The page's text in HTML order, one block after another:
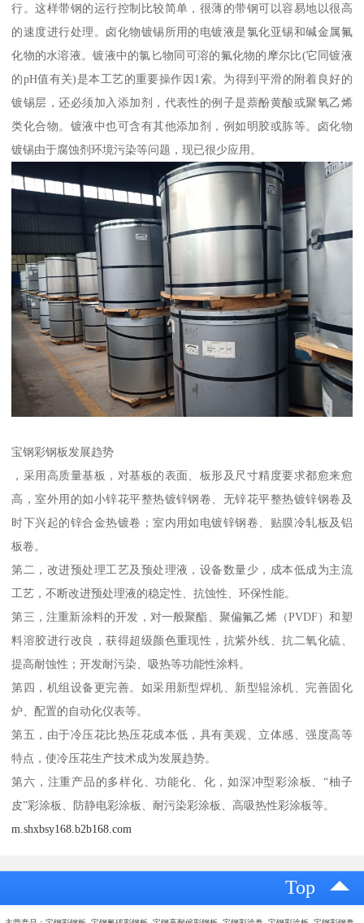
行。这样带钢的运行控制比较简单，很薄的带钢可以容易地以很高
的速度进行处理。卤化物镀锡所用的电镀液是氯化亚锡和碱金属氟
化物的水溶液。镀液中的氯匕物同可溶的氟化物的摩尔比(它同镀液
的pH值有关)是本工艺的重要操作因1索。为得到平滑的附着良好的
镀锡层，还必须加入添加剂，代表性的例子是萘酚黄酸或聚氧乙烯
类化合物。镀液中也可含有其他添加剂，例如明胶或胨等。卤化物
镀锡由于腐蚀剂环境污染等问题，现已很少应用。
宝钢彩钢板发展趋势
，采用高质量基板，对基板的表面、板形及尺寸精度要求都愈来愈
高，室外用的如小锌花平整热镀锌钢卷、无锌花平整热镀锌钢卷及
时下兴起的锌合金热镀卷；室内用如电镀锌钢卷、贴膜冷轧板及铝
板卷。
第二，改进预处理工艺及预处理液，设备数量少，成本低成为主流
工艺，不断改进预处理液的稳定性、抗蚀性、环保性能。
第三，注重新涂料的开发，对一般聚酯、聚偏氟乙烯（PVDF）和塑
料溶胶进行改良，获得超级颜色重现性，抗紫外线、抗二氧化硫、
提高耐蚀性；开发耐污染、吸热等功能性涂料。
第四，机组设备更完善。如采用新型焊机、新型辊涂机、完善固化
炉、配置的自动化仪表等。
第五，由于冷压花比热压花成本低，具有美观、立体感、强度高等
特点，使冷压花生产技术成为发展趋势。
第六，注重产品的多样化、功能化、化，如深冲型彩涂板、“柚子
皮”彩涂板、防静电彩涂板、耐污染彩涂板、高吸热性彩涂板等。
m.shxbsy168.b2b168.com
Top